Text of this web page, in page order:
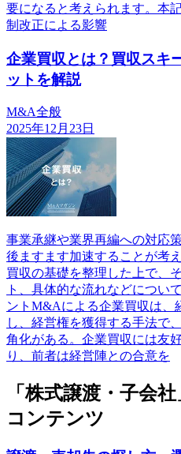
要になると考えられます。本
制改正による影響
企業買収とは？買収スキ
ットを解説
M&A全般
2025年12月23日
事業承継や業界再編への対応
後ますます加速することが考
買収の基礎を整理した上で、
ト、具体的な流れなどについ
ントM&Aによる企業買収は、
し、経営権を獲得する手法で
角化がある。企業買収には友
り、前者は経営陣との合意を
「株式譲渡・子会
コンテンツ